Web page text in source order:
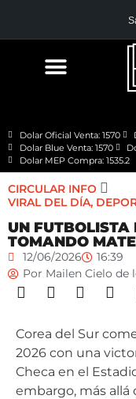
Dolar Oficial Venta: 1570
Dolar Blue Venta: 1570
Dolar MEP Compra: 1535.2
CIRCULAR INFO
VIRAL DEL DÍA,
UN FUTBOLISTA
TOMANDO
12/06/2026
16:39
Por Mailen Cielo de
Corea del Sur
2026 con una
Checa en el
embargo, más